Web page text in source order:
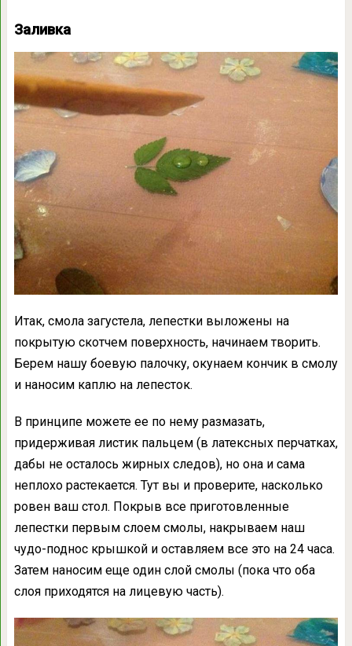
Заливка
Итак, смола загустела, лепестки выложены на
покрытую скотчем поверхность, начинаем творить.
Берем нашу боевую палочку, окунаем кончик в смолу
и наносим каплю на лепесток.
В принципе можете ее по нему размазать,
придерживая листик пальцем (в латексных перчатках,
дабы не осталось жирных следов), но она и сама
неплохо растекается. Тут вы и проверите, насколько
ровен ваш стол. Покрыв все приготовленные
лепестки первым слоем смолы, накрываем наш
чудо-поднос крышкой и оставляем все это на 24 часа.
Затем наносим еще один слой смолы (пока что оба
слоя приходятся на лицевую часть).